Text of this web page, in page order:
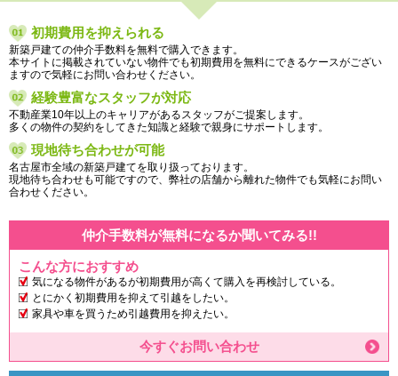
初期費用を抑えられる
新築戸建ての仲介手数料を無料で購入できます。
本サイトに掲載されていない物件でも初期費用を無料にできるケースがござい
ますので気軽にお問い合わせください。
経験豊富なスタッフが対応
不動産業10年以上のキャリアがあるスタッフがご提案します。
多くの物件の契約をしてきた知識と経験で親身にサポートします。
現地待ち合わせが可能
名古屋市全域の新築戸建てを取り扱っております。
現地待ち合わせも可能ですので、弊社の店舗から離れた物件でも気軽にお問い
合わせください。
仲介手数料が無料になるか聞いてみる!!
こんな方におすすめ
気になる物件があるが初期費用が高くて購入を再検討している。
とにかく初期費用を抑えて引越をしたい。
家具や車を買うため引越費用を抑えたい。
今すぐお問い合わせ